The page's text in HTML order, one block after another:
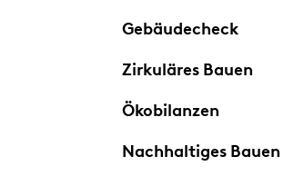
Gebäudecheck
Zirkuläres Bauen
Ökobilanzen
Nachhaltiges Bauen